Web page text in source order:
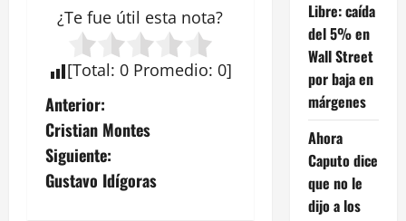
¿Te fue útil esta nota?
[Total: 0 Promedio: 0]
N
a
v
Anterior:
Cristian Montes
Siguiente:
Gustavo Idígoras
Libre: caída
del 5% en
Wall Street
por baja en
márgenes
Ahora
Caputo dice
que no le
dijo a los